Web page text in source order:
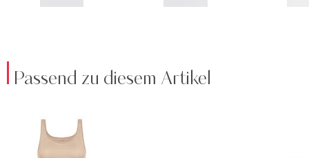
Passend zu diesem Artikel